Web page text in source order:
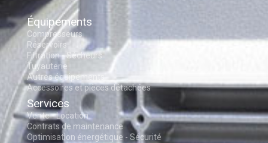
Équipements
Compresseurs
Réservoirs
Filtration - Sécheurs
Tuyauterie
Autres équipements
Accessoires et pièces détachées
Services
Vente - Location
Contrats de maintenance
Optimisation énergétique - Sécurité